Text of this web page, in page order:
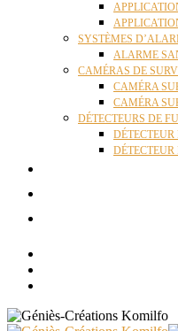
SYSTÈMES
ALARME
CAMÉRAS DE
CAMÉRA
CAMÉRA
DÉTECTEURS DE